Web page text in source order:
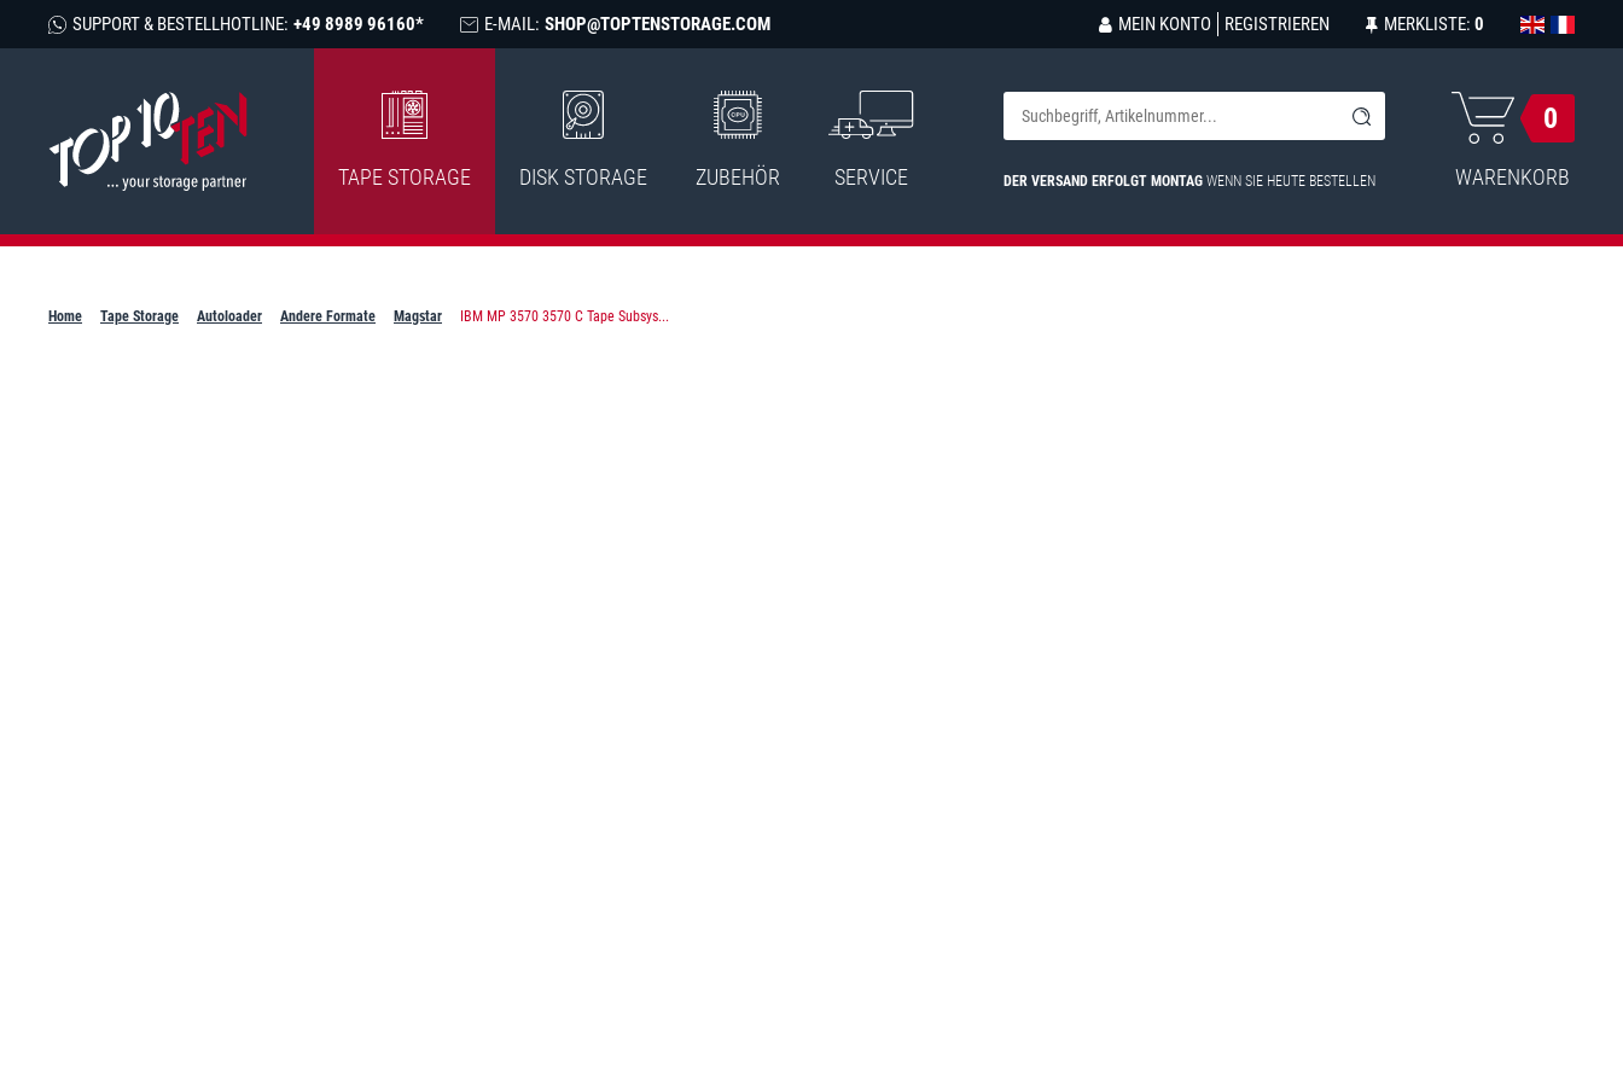
SUPPORT & BESTELLHOTLINE: +49 8989 96160* E-MAIL: SHOP@TOPTENSTORAGE.COM MEIN KONTO REGISTRIEREN MERKLISTE: 0
TAPE STORAGE DISK STORAGE ZUBEHÖR SERVICE DER VERSAND ERFOLGT MONTAG WENN SIE HEUTE BESTELLEN
0
WARENKORB
Home Tape Storage Autoloader Andere Formate Magstar IBM MP 3570 3570 C Tape Subsys...